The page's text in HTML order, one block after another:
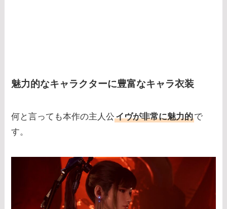
魅力的なキャラクターに豊富なキャラ衣装
何と言っても本作の主人公イヴが非常に魅力的で
す。